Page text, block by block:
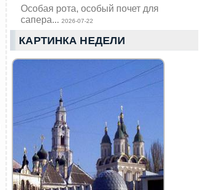
Особая рота, особый почет для
сапера...2026-07-22
КАРТИНКА НЕДЕЛИ